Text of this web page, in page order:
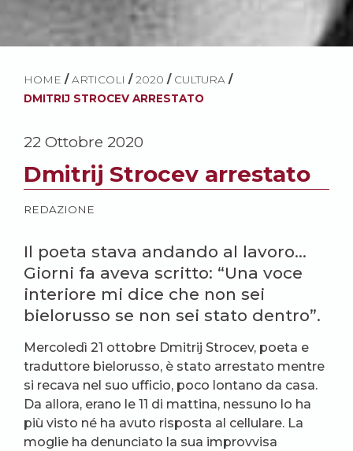
HOME / ARTICOLI / 2020 / CULTURA /
DMITRIJ STROCEV ARRESTATO
22 Ottobre 2020
Dmitrij Strocev arrestato
REDAZIONE
Il poeta stava andando al lavoro…
Giorni fa aveva scritto: “Una voce
interiore mi dice che non sei
bielorusso se non sei stato dentro”.
Mercoledì 21 ottobre Dmitrij Strocev, poeta e
traduttore bielorusso, è stato arrestato mentre
si recava nel suo ufficio, poco lontano da casa.
Da allora, erano le 11 di mattina, nessuno lo ha
più visto né ha avuto risposta al cellulare. La
moglie ha denunciato la sua improvvisa